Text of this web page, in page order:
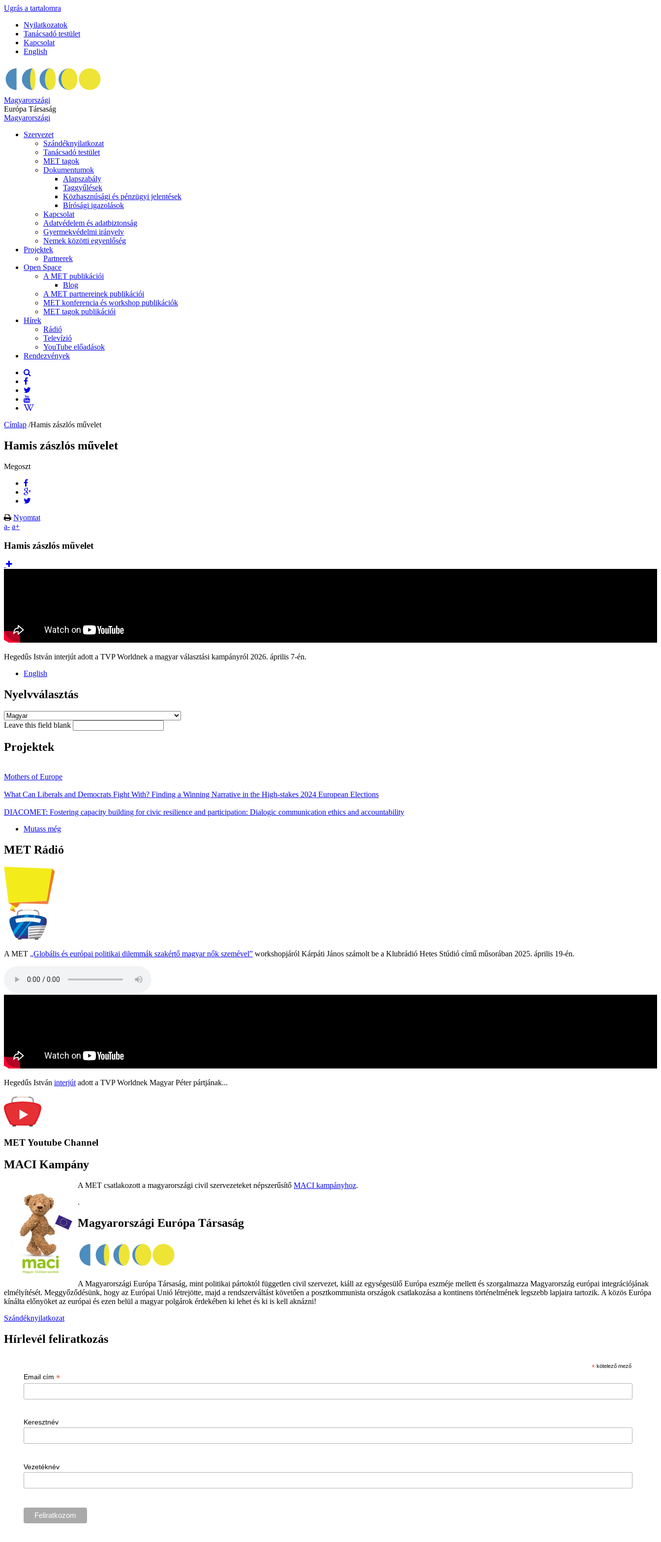
Ugrás a tartalomra
Nyilatkozatok
Tanácsadó testület
Kapcsolat
English
Magyarországi
Európa Társaság
Magyarországi
Szervezet
Szándéknyilatkozat
Tanácsadó testület
MET tagok
Dokumentumok
Alapszabály
Taggyűlések
Közhasznúsági és pénzügyi jelentések
Bírósági igazolások
Kapcsolat
Adatvédelem és adatbiztonság
Gyermekvédelmi irányelv
Nemek közötti egyenlőség
Projektek
Partnerek
Open Space
A MET publikációi
Blog
A MET partnereinek publikációi
MET konferencia és workshop publikációk
MET tagok publikációi
Hírek
Rádió
Televízió
YouTube előadások
Rendezvények
Címlap /Hamis zászlós művelet
Hamis zászlós művelet
Megoszt
Nyomtat
a- a+
Hamis zászlós művelet
Hegedűs István interjút adott a TVP Worldnek a magyar választási kampányról 2026. április 7-én.
English
Nyelvválasztás
Leave this field blank
Projektek
Mothers of Europe
What Can Liberals and Democrats Fight With? Finding a Winning Narrative in the High-stakes 2024 European Elections
DIACOMET: Fostering capacity building for civic resilience and participation: Dialogic communication ethics and accountability
Mutass még
MET Rádió
A MET „Globális és európai politikai dilemmák szakértő magyar nők szemével” workshopjáról Kárpáti János számolt be a Klubrádió Hetes Stúdió című műsorában 2025. április 19-én.
Hegedűs István interjút adott a TVP Worldnek Magyar Péter pártjának...
MET Youtube Channel
MACI Kampány
A MET csatlakozott a magyarországi civil szervezeteket népszerűsítő MACI kampányhoz.
.
Magyarországi Európa Társaság
A Magyarországi Európa Társaság, mint politikai pártoktól független civil szervezet, kiáll az egységesülő Európa eszméje mellett és szorgalmazza Magyarország európai integrációjának
elmélyítését. Meggyőződésünk, hogy az Európai Unió létrejötte, majd a rendszerváltást követően a posztkommunista országok csatlakozása a kontinens történelmének legszebb lapjaira tartozik. A közös Európa
kínálta előnyöket az európai és ezen belül a magyar polgárok érdekében ki lehet és ki is kell aknázni!
Szándéknyilatkozat
Hírlevél feliratkozás
* kötelező mező
Email cím *
Keresztnév
Vezetéknév